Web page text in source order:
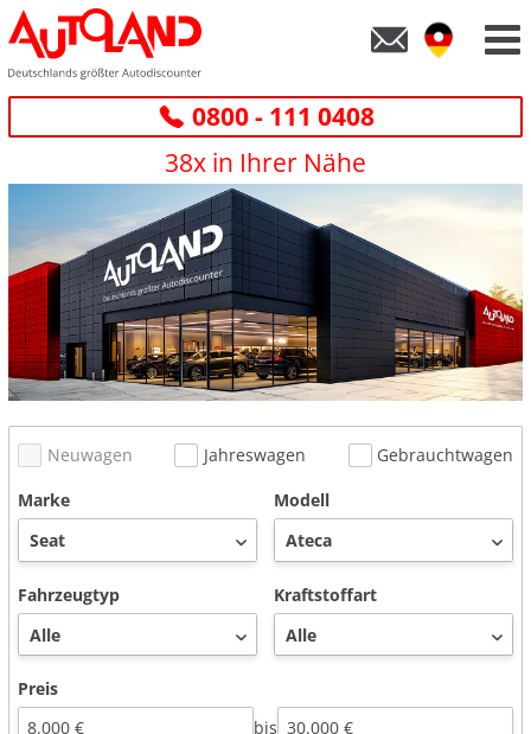
0800 - 111 0408
38x in Ihrer Nähe
Neuwagen Jahreswagen
Gebrauchtwagen
Marke
Modell
Fahrzeugtyp Kraftstoffart
Preis
bis